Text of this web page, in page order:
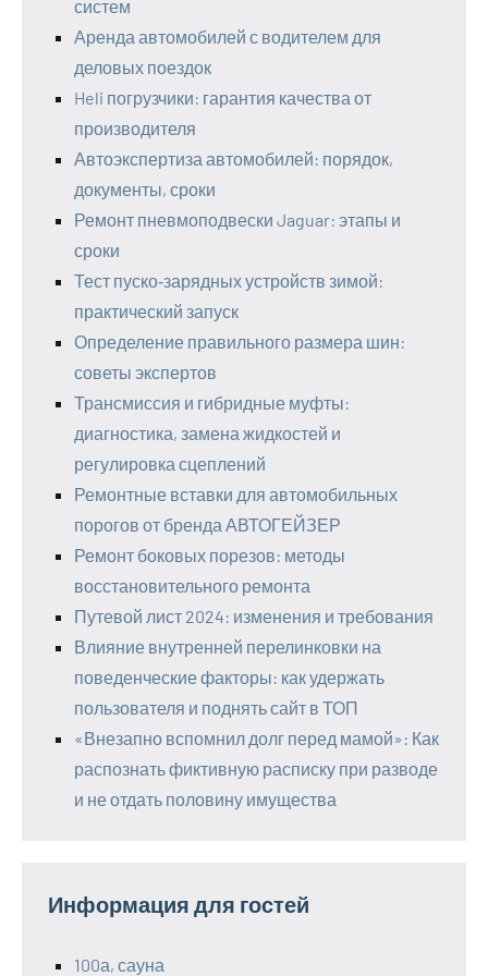
систем
Аренда автомобилей с водителем для
деловых поездок
Heli погрузчики: гарантия качества от
производителя
Автоэкспертиза автомобилей: порядок,
документы, сроки
Ремонт пневмоподвески Jaguar: этапы и
сроки
Тест пуско‑зарядных устройств зимой:
практический запуск
Определение правильного размера шин:
советы экспертов
Трансмиссия и гибридные муфты:
диагностика, замена жидкостей и
регулировка сцеплений
Ремонтные вставки для автомобильных
порогов от бренда АВТОГЕЙЗЕР
Ремонт боковых порезов: методы
восстановительного ремонта
Путевой лист 2024: изменения и требования
Влияние внутренней перелинковки на
поведенческие факторы: как удержать
пользователя и поднять сайт в ТОП
«Внезапно вспомнил долг перед мамой»: Как
распознать фиктивную расписку при разводе
и не отдать половину имущества
Информация для гостей
100а, сауна